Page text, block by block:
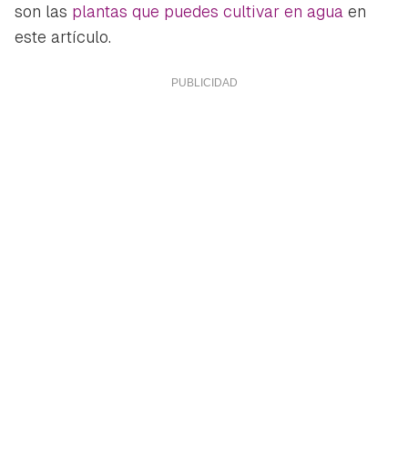
son las plantas que puedes cultivar en agua en
este artículo.